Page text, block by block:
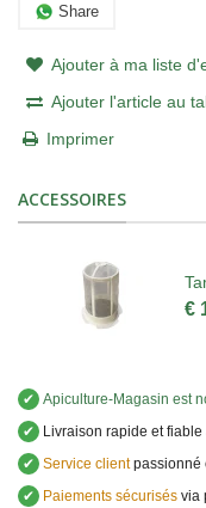
Share
Ajouter à ma liste
Ajouter l'article au
Imprimer
ACCESSOIRES
€
✔ Apiculture-Magasin est
✔
Livraison rapide et fiable
✔ Service clientpassionné
✔
Paiements sécurisés via